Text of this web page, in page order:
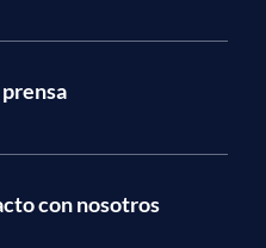
con nosotros